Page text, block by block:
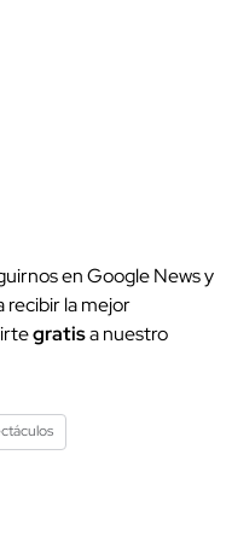
en Google News y
recibir la mejor
gratisa nuestro